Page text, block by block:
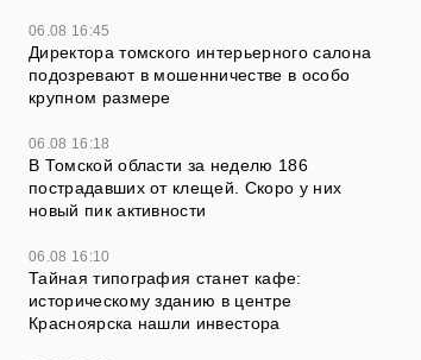
06.08 16:45
Директора томского интерьерного салона
подозревают в мошенничестве в особо
крупном размере
06.08 16:18
В Томской области за неделю 186
пострадавших от клещей. Скоро у них
новый пик активности
06.08 16:10
Тайная типография станет кафе:
историческому зданию в центре
Красноярска нашли инвестора